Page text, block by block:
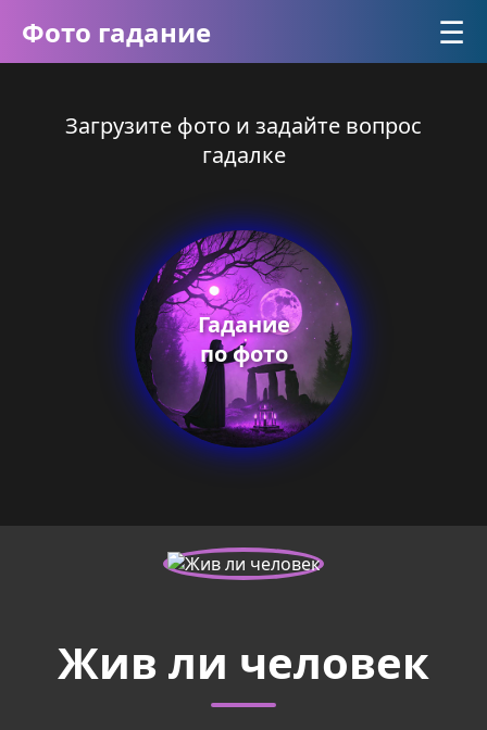
Фото гадание ☰
Загрузите фото и задайте вопрос
гадалке
Гадание
по фото
Жив ли человек